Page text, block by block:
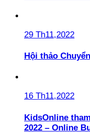
29 Th11,2022
Hội thảo
16 Th11,2022
KidsOnline
2022 – Online